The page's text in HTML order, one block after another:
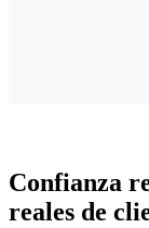
Confianza
reales de